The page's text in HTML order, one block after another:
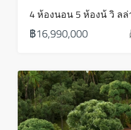
อ
฿16,990,000